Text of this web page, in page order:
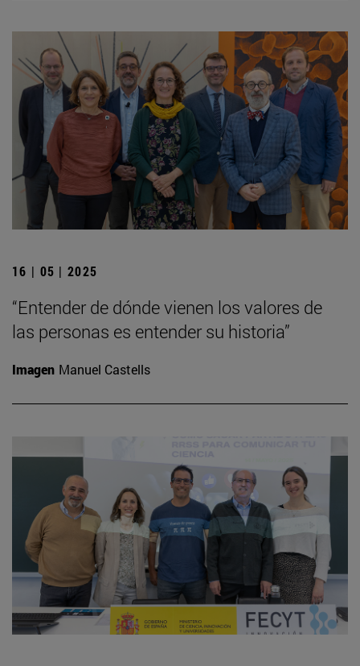
16 | 05 | 2025
“Entender de dónde vienen los valores de
las personas es entender su historia”
Imagen Manuel Castells